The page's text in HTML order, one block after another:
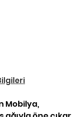
Mobilya,